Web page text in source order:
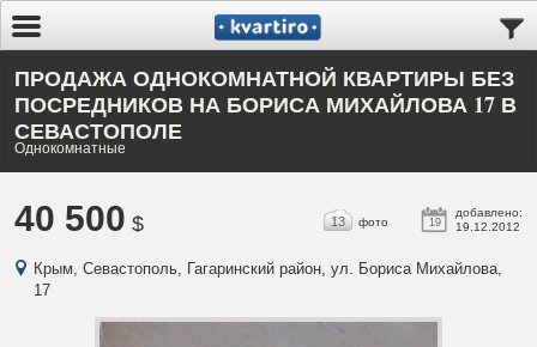
ПРОДАЖА ОДНОКОМНАТНОЙ КВАРТИРЫ БЕЗ
ПОСРЕДНИКОВ НА БОРИСА МИХАЙЛОВА 17 В
СЕВАСТОПОЛЕ
Однокомнатные
40 500 $ 19
добавлено:
19.12.2012
13 фото
Крым, Севастополь, Гагаринский район, ул. Бориса Михайлова,
17